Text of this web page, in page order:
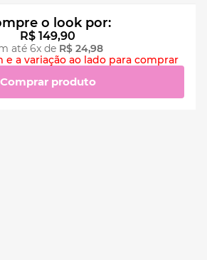
o look por:
R$ 149,90
até 6x de R$ 24,98
e a variação ao lado para comprar
Comprar produto